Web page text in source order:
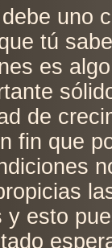
uno
tú
es
de
fin que
y esto